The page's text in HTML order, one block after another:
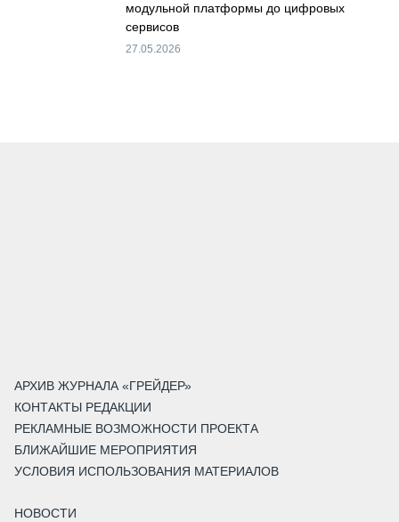
модульной платформы до цифровых
сервисов
27.05.2026
АРХИВ ЖУРНАЛА «ГРЕЙДЕР»
КОНТАКТЫ РЕДАКЦИИ
РЕКЛАМНЫЕ ВОЗМОЖНОСТИ ПРОЕКТА
БЛИЖАЙШИЕ МЕРОПРИЯТИЯ
УСЛОВИЯ ИСПОЛЬЗОВАНИЯ МАТЕРИАЛОВ
НОВОСТИ